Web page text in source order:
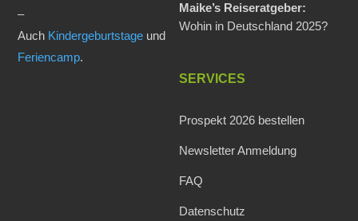
–
Auch Kindergeburtstage und
Feriencamp.
Maike’s Reiseratgeber:
Wohin in Deutschland 2025?
SERVICES
Prospekt 2026 bestellen
Newsletter Anmeldung
FAQ
Datenschutz